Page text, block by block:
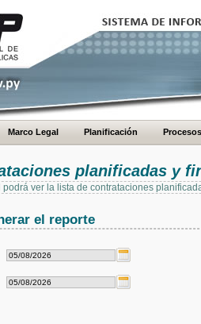
Marco Legal Planificación Procesos
planificadas y
podrá ver la lista de contrataciones
el reporte